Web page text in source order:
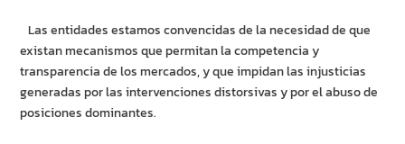
Las entidades estamos convencidas de la necesidad de que
existan mecanismos que permitan la competencia y
transparencia de los mercados, y que impidan las injusticias
generadas por las intervenciones distorsivas y por el abuso de
posiciones dominantes.